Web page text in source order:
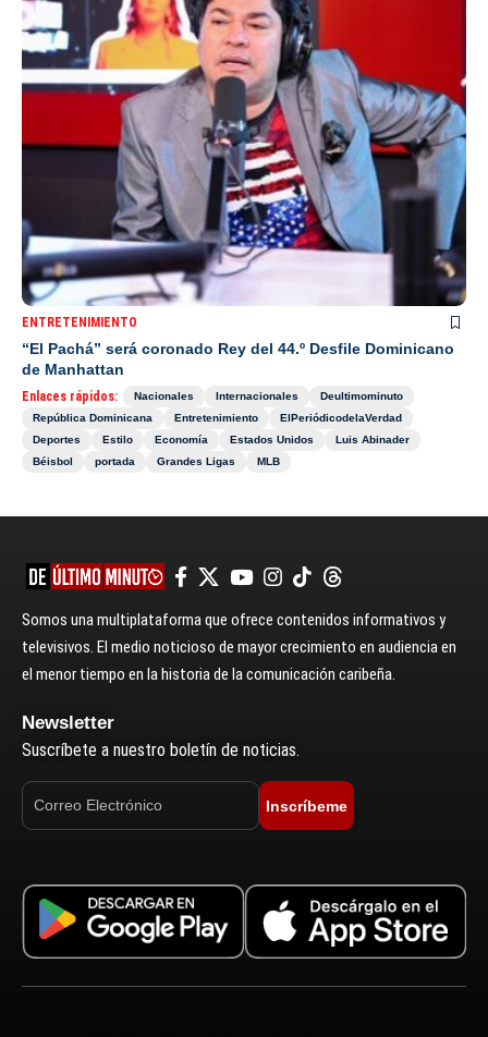
ENTRETENIMIENTO
“El Pachá” será coronado Rey del 44.º Desfile Dominicano
de Manhattan
Enlaces rápidos: Nacionales Internacionales
Deultimominuto
República Dominicana
Entretenimiento
ElPeriódicodelaVerdad
Deportes
Estilo Economía Estados Unidos
Luis Abinader
Béisbol
portada Grandes Ligas MLB
Somos una multiplataforma que ofrece contenidos informativos y
televisivos. El medio noticioso de mayor crecimiento en audiencia en
el menor tiempo en la historia de la comunicación caribeña.
Newsletter
Suscríbete a nuestro boletín de noticias.
Inscríbeme